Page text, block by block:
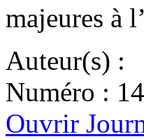
majeures à
Auteur(s) :
Numéro :
Ouvrir